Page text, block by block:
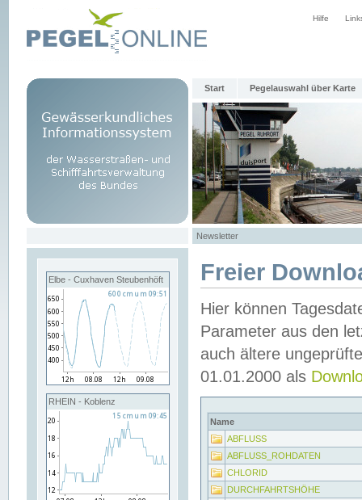
Hilfe
Start Pegelauswahl über Karte
Newsletter
Elbe - Cuxhaven Steubenhöft
RHEIN - Koblenz
Freier
Hier können
Parameter aus den
auch ältere
01.01.2000 als
Name
ABFLUSS
ABFLUSS_ROHDATEN
CHLORID
DURCHFAHRTSHÖHE